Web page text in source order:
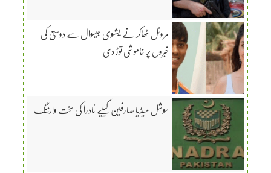
مرونل ٹھاکر نے یشسوی جیسوال سے دوستی کی
خبروں پر خاموشی توڑ دی
سوشل میڈیا صارفین کیلیے نادرا کی سخت وارننگ